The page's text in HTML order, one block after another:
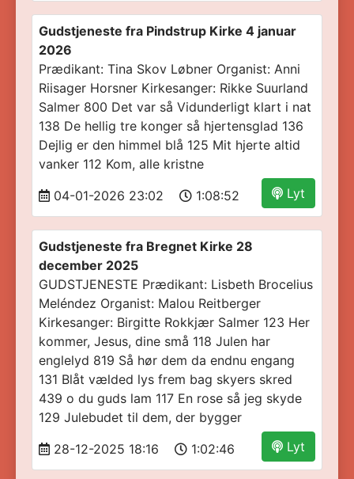
Gudstjeneste fra Pindstrup Kirke 4 januar
2026
Prædikant: Tina Skov Løbner Organist: Anni
Riisager Horsner Kirkesanger: Rikke Suurland
Salmer 800 Det var så Vidunderligt klart i nat
138 De hellig tre konger så hjertensglad 136
Dejlig er den himmel blå 125 Mit hjerte altid
vanker 112 Kom, alle kristne
Lyt
04-01-2026 23:02 1:08:52
Gudstjeneste fra Bregnet Kirke 28
december 2025
GUDSTJENESTE Prædikant: Lisbeth Brocelius
Meléndez Organist: Malou Reitberger
Kirkesanger: Birgitte Rokkjær Salmer 123 Her
kommer, Jesus, dine små 118 Julen har
englelyd 819 Så hør dem da endnu engang
131 Blåt vælded lys frem bag skyers skred
439 o du guds lam 117 En rose så jeg skyde
129 Julebudet til dem, der bygger
Lyt
28-12-2025 18:16 1:02:46